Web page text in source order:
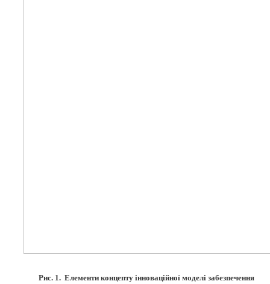
Рис. 1. Елементи концепту інноваційної моделі забезпечення